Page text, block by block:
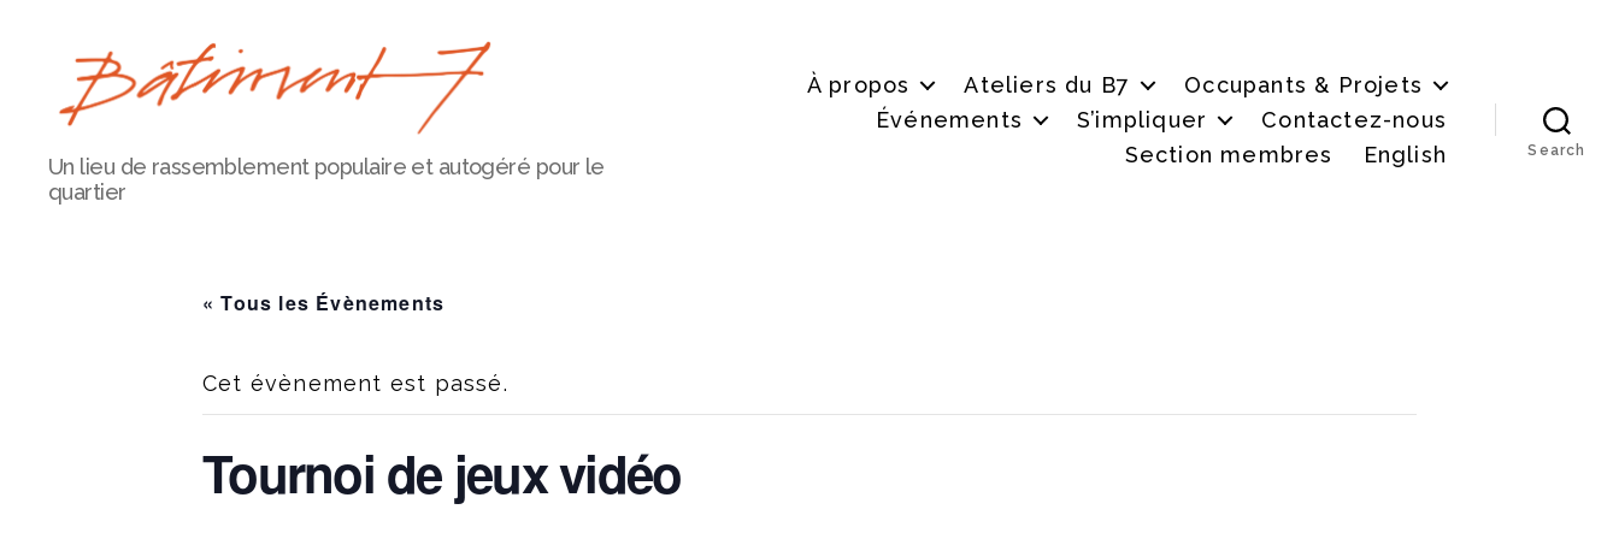
Bâtiment
7
Un lieu de rassemblement populaire et autogéré pour le
quartier
À propos Ateliers du B7
Occupants & Projets
Événements
S’impliquer
Contactez-nous
Section membres
English Search
« Tous les Évènements
Cet évènement est passé.
Tournoi de jeux vidéo